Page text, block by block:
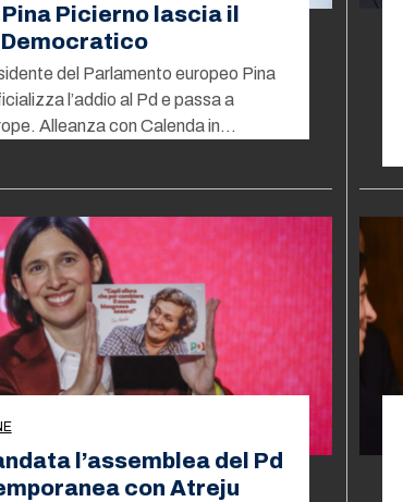
Picierno lascia il
del Parlamento europeo Pina
l’addio al Pd e passa a
Alleanza con Calenda in…
l’assemblea del Pd
con Atreju